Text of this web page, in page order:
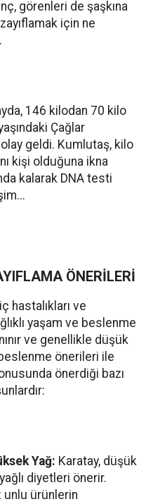
görenleri de şaşkına
için ne
146 kilodan 70 kilo
Çağlar
geldi. Kumlutaş, kilo
kişi olduğuna ikna
kalarak DNA testi
ÖNERİLERİ
hastalıkları ve
yaşam ve beslenme
ve genellikle düşük
önerileri ile
önerdiği bazı
Yağ: Karatay, düşük
diyetleri önerir.
unlu ürünlerin